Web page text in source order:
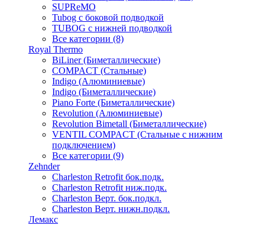
SUPReMO
Tubog с боковой подводкой
TUBOG с нижней подводкой
Все категории (8)
Royal Thermo
BiLiner (Биметаллические)
COMPACT (Стальные)
Indigo (Алюминиевые)
Indigo (Биметаллические)
Piano Forte (Биметаллические)
Revolution (Алюминиевые)
Revolution Bimetall (Биметаллические)
VENTIL COMPACT (Стальные с нижним
подключением)
Все категории (9)
Zehnder
Charleston Retrofit бок.подк.
Charleston Retrofit ниж.подк.
Charleston Верт. бок.подкл.
Charleston Верт. нижн.подкл.
Лемакс